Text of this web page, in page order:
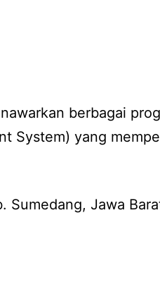
berbagai
System) yang
Sumedang, Jawa